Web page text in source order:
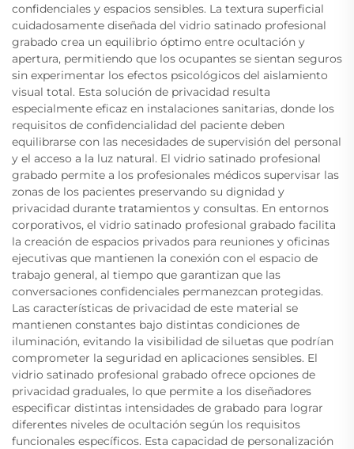
confidenciales y espacios sensibles. La textura superficial
cuidadosamente diseñada del vidrio satinado profesional
grabado crea un equilibrio óptimo entre ocultación y
apertura, permitiendo que los ocupantes se sientan seguros
sin experimentar los efectos psicológicos del aislamiento
visual total. Esta solución de privacidad resulta
especialmente eficaz en instalaciones sanitarias, donde los
requisitos de confidencialidad del paciente deben
equilibrarse con las necesidades de supervisión del personal
y el acceso a la luz natural. El vidrio satinado profesional
grabado permite a los profesionales médicos supervisar las
zonas de los pacientes preservando su dignidad y
privacidad durante tratamientos y consultas. En entornos
corporativos, el vidrio satinado profesional grabado facilita
la creación de espacios privados para reuniones y oficinas
ejecutivas que mantienen la conexión con el espacio de
trabajo general, al tiempo que garantizan que las
conversaciones confidenciales permanezcan protegidas.
Las características de privacidad de este material se
mantienen constantes bajo distintas condiciones de
iluminación, evitando la visibilidad de siluetas que podrían
comprometer la seguridad en aplicaciones sensibles. El
vidrio satinado profesional grabado ofrece opciones de
privacidad graduales, lo que permite a los diseñadores
especificar distintas intensidades de grabado para lograr
diferentes niveles de ocultación según los requisitos
funcionales específicos. Esta capacidad de personalización